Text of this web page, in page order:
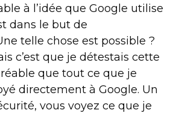
à l’idée que Google utilise
dans le but de
telle chose est possible ?
c’est que je détestais cette
que tout ce que je
directement à Google. Un
vous voyez ce que je